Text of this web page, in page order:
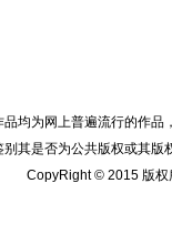
品均为网上普遍流行的作品
其是否为公共版权或其
CopyRight © 2015 版